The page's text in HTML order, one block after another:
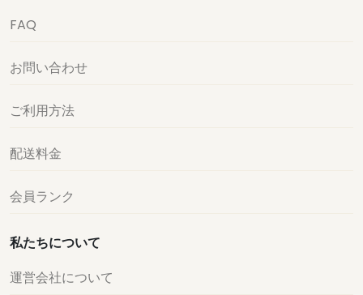
FAQ
お問い合わせ
ご利用方法
配送料金
会員ランク
私たちについて
運営会社について